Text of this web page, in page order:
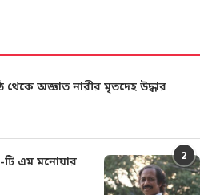
অজ্ঞাত নারীর মৃতদেহ উদ্ধার
2
টি এম মনোয়ার